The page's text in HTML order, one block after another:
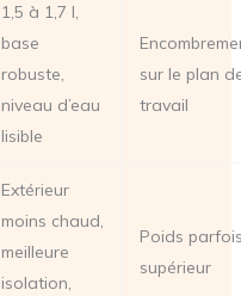
1,5 à 1,7 l,
base
robuste,
niveau d’eau
lisible
sur le plan
travail
Extérieur
moins chaud,
meilleure
isolation,
Poids
supérieur